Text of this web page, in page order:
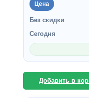
Цена
Без скидки
Сегодня
Добавить в